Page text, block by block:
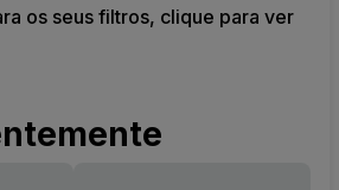
os seus filtros, clique para ver